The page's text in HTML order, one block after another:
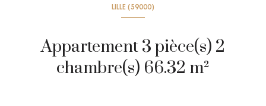
LILLE (59000)
Appartement 3 pièce(s) 2
chambre(s) 66.32 m²